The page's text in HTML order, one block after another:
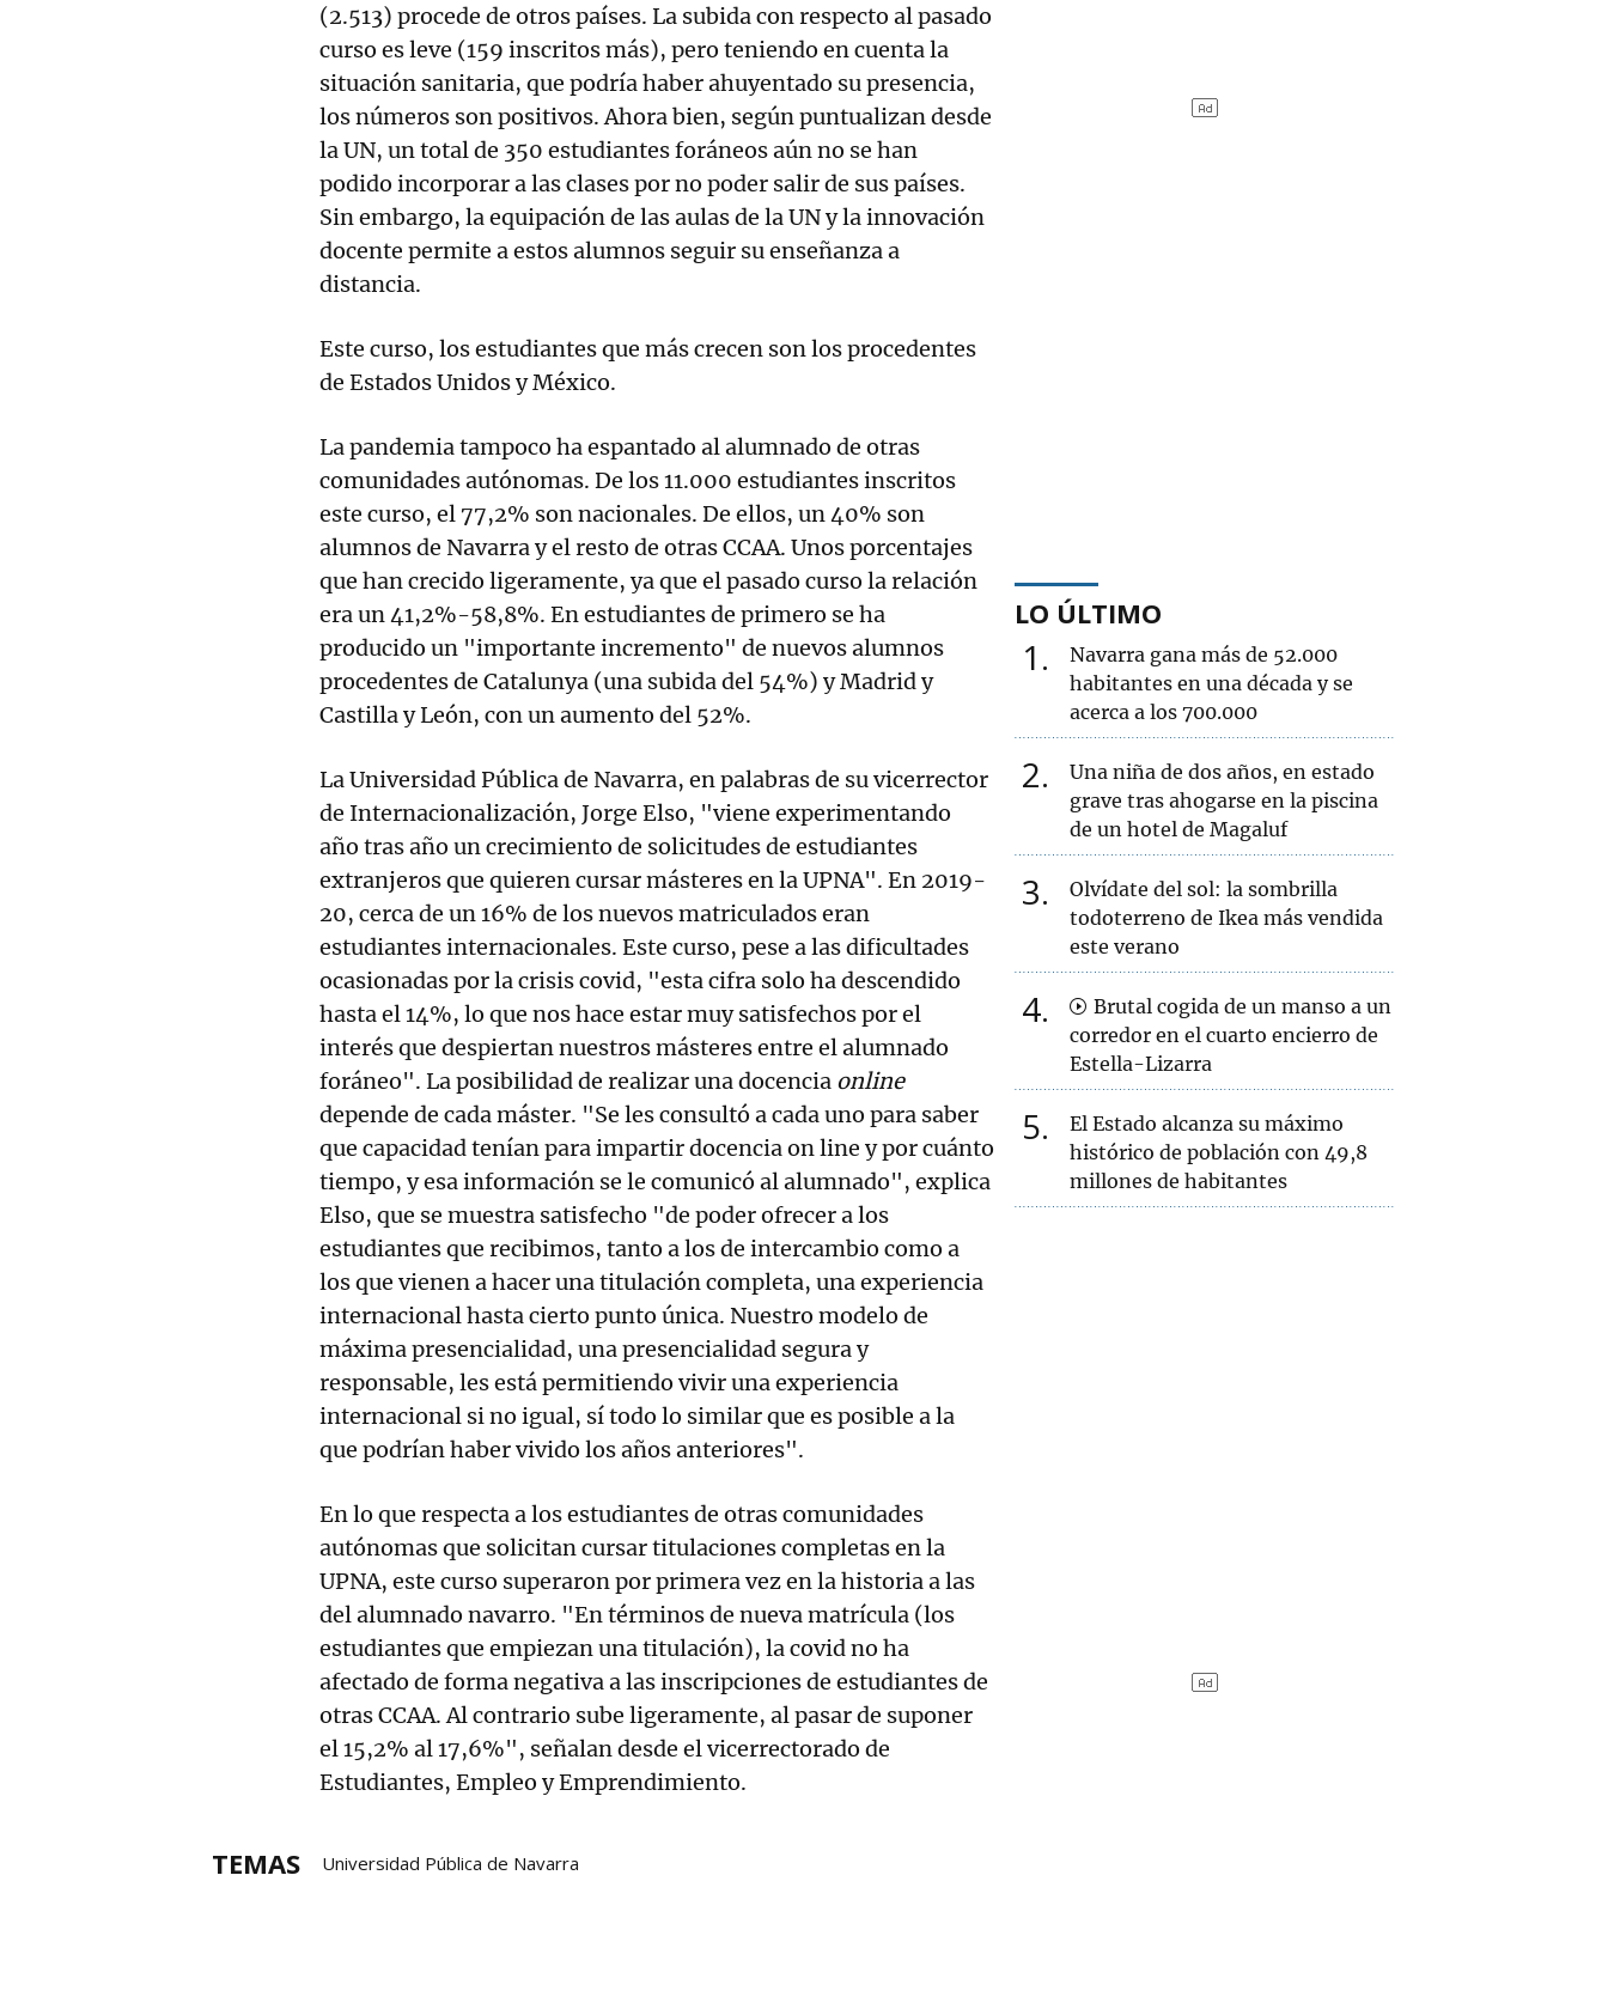
(2.513) procede de otros países. La subida con respecto al pasado
curso es leve (159 inscritos más), pero teniendo en cuenta la
situación sanitaria, que podría haber ahuyentado su presencia,
los números son positivos. Ahora bien, según puntualizan desde
la UN, un total de 350 estudiantes foráneos aún no se han
podido incorporar a las clases por no poder salir de sus países.
Sin embargo, la equipación de las aulas de la UN y la innovación
docente permite a estos alumnos seguir su enseñanza a
distancia.
Este curso, los estudiantes que más crecen son los procedentes
de Estados Unidos y México.
La pandemia tampoco ha espantado al alumnado de otras
comunidades autónomas. De los 11.000 estudiantes inscritos
este curso, el 77,2% son nacionales. De ellos, un 40% son
alumnos de Navarra y el resto de otras CCAA. Unos porcentajes
que han crecido ligeramente, ya que el pasado curso la relación
era un 41,2%-58,8%. En estudiantes de primero se ha
producido un "importante incremento" de nuevos alumnos
procedentes de Catalunya (una subida del 54%) y Madrid y
Castilla y León, con un aumento del 52%.
La Universidad Pública de Navarra, en palabras de su vicerrector
de Internacionalización, Jorge Elso, "viene experimentando
año tras año un crecimiento de solicitudes de estudiantes
extranjeros que quieren cursar másteres en la UPNA". En 2019-
20, cerca de un 16% de los nuevos matriculados eran
estudiantes internacionales. Este curso, pese a las dificultades
ocasionadas por la crisis covid, "esta cifra solo ha descendido
hasta el 14%, lo que nos hace estar muy satisfechos por el
interés que despiertan nuestros másteres entre el alumnado
foráneo". La posibilidad de realizar una docencia online
depende de cada máster. "Se les consultó a cada uno para saber
que capacidad tenían para impartir docencia on line y por cuánto
tiempo, y esa información se le comunicó al alumnado", explica
Elso, que se muestra satisfecho "de poder ofrecer a los
estudiantes que recibimos, tanto a los de intercambio como a
los que vienen a hacer una titulación completa, una experiencia
internacional hasta cierto punto única. Nuestro modelo de
máxima presencialidad, una presencialidad segura y
responsable, les está permitiendo vivir una experiencia
internacional si no igual, sí todo lo similar que es posible a la
que podrían haber vivido los años anteriores".
En lo que respecta a los estudiantes de otras comunidades
autónomas que solicitan cursar titulaciones completas en la
UPNA, este curso superaron por primera vez en la historia a las
del alumnado navarro. "En términos de nueva matrícula (los
estudiantes que empiezan una titulación), la covid no ha
afectado de forma negativa a las inscripciones de estudiantes de
otras CCAA. Al contrario sube ligeramente, al pasar de suponer
el 15,2% al 17,6%", señalan desde el vicerrectorado de
Estudiantes, Empleo y Emprendimiento.
TEMAS Universidad Pública de Navarra
LO ÚLTIMO
1
Navarra gana más de 52.000
habitantes en una década y se
acerca a los 700.000
2
Una niña de dos años, en estado
grave tras ahogarse en la piscina
de un hotel de Magaluf
3
Olvídate del sol: la sombrilla
todoterreno de Ikea más vendida
este verano
4
Brutal cogida de un manso a un
corredor en el cuarto encierro de
Estella-Lizarra
5
El Estado alcanza su máximo
histórico de población con 49,8
millones de habitantes